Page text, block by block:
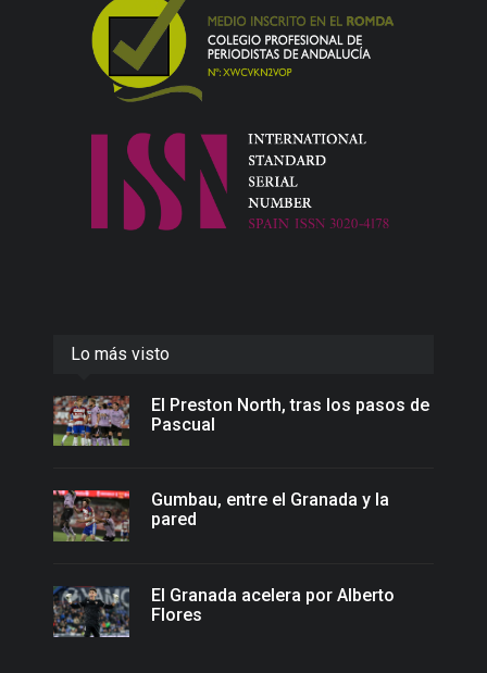
Lo más visto
El Preston North, tras los pasos de
Pascual
Gumbau, entre el Granada y la
pared
El Granada acelera por Alberto
Flores